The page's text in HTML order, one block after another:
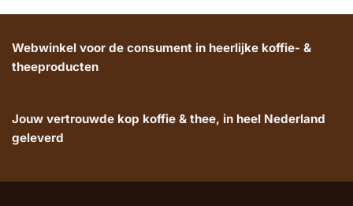
Webwinkel voor de consument in heerlijke koffie- &
theeproducten
Jouw vertrouwde kop koffie & thee, in heel Nederland
geleverd